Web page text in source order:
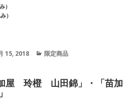
）
）
15, 2018
カ
限定商品
屋 玲橙 山田錦」・「苗加